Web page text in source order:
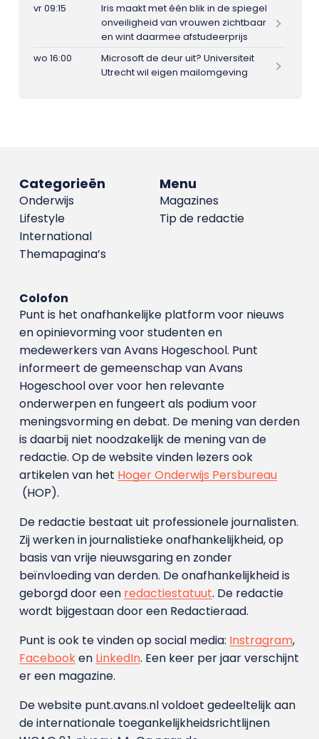
vr 09:15
Iris maakt met één blik in de spiegel
onveiligheid van vrouwen zichtbaar
en wint daarmee afstudeerprijs
wo 16:00
Microsoft de deur uit? Universiteit
Utrecht wil eigen mailomgeving
Menu
Magazines
Tip de redactie
Categorieën
Onderwijs
Lifestyle
International
Themapagina’s
Colofon
Punt is het onafhankelijke platform voor nieuws
en opinievorming voor studenten en
medewerkers van Avans Hoge­school. Punt
informeert de gemeenschap van Avans
Hogeschool over voor hen relevante
onderwerpen en fungeert als podium voor
meningsvorming en debat. De mening van derden
is daarbij niet noodzakelijk de mening van de
redactie. Op de website vinden lezers ook
artikelen van het Hoger Onderwijs Persbureau
(HOP).
De redactie bestaat uit professionele journalisten.
Zij werken in journalistieke onafhankelijkheid, op
basis van vrije nieuwsgaring en zonder
beïnvloeding van derden. De onafhankelijkheid is
geborgd door een redactiestatuut. De redactie
wordt bijgestaan door een Redactieraad.
Punt is ook te vinden op social media: Instragram,
Facebooken LinkedIn. Een keer per jaar verschijnt
er een magazine.
De website punt.avans.nl voldoet gedeeltelijk aan
de internationale toegankelijkheidsrichtlijnen